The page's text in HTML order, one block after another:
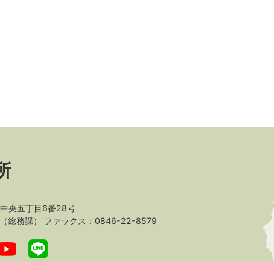
央五丁目6番28号
総務課） ファックス：0846-22-8579